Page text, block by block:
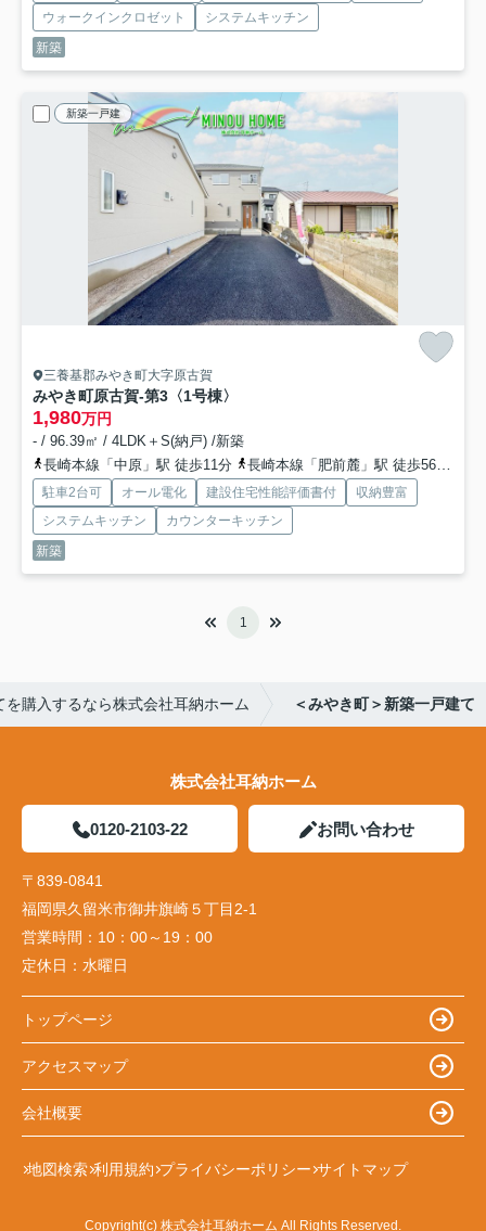
ウォークインクロゼット
システムキッチン
新築
新築一戸建
三養基郡みやき町大字原古賀
みやき町原古賀-第3 〈1号棟〉
1,980万円
- / 96.39㎡ / 4LDK＋S(納戸) /新築
長崎本線「中原」駅 徒歩11分
長崎本線「肥前麓」駅 徒歩56分
駐車2台可 オール電化 建設住宅性能評価書付
収納豊富
システムキッチン
カウンターキッチン
新築
1
購入するなら株式会社耳納ホーム ＜みやき町＞新築一戸建て
株式会社耳納ホーム
0120-2103-22 お問い合わせ
〒839-0841
福岡県久留米市御井旗崎５丁目2-1
営業時間： 10：00～19：00
定休日： 水曜日
トップページ
アクセスマップ
会社概要
地図検索 利用規約 プライバシーポリシー サイトマップ
Copyright(c) 株式会社耳納ホーム All Rights Reserved.